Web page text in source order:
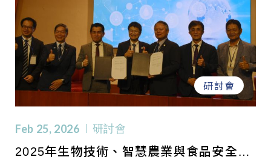
研討會
Oct 01, 2025
研討會
2025 ISOMRM 第七屆臺灣國際再生醫學
研討會
Feb 25, 2026
研討會
2025年生物技術、智慧農業與食品安全創
研討會
Dec 01, 2025
研討會
2025食品暨藥物分析研討會—未來訊號
研討會
Dec 01, 2025
研討會
2025年第六屆生態毒理研討會
研討會
Nov 01, 2025
研討會
2025年基因體學、演化與生物多樣性國際
研討會
Nov 01, 2025
研討會
2025 國際演化基因體學與生物資訊學研討
研討會
Nov 01, 2025
研討會
2025 國際量子與AI技術之生醫科學研討會
研討會
Nov 01, 2025
研討會
2025 生物醫學新知研討會
研討會
Nov 01, 2025
研討會
114 年度生理醫學研習會暨國科會研究成
研討會
Nov 01, 2025
研討會
第二十九屆細菌學研討會